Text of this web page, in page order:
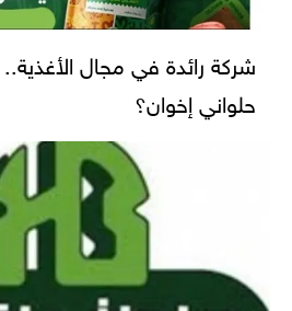
شركة رائدة في مجال
حلواني إخوان؟